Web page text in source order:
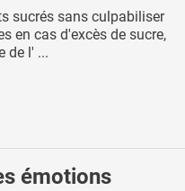
sucrés sans culpabiliser
en cas d'excès de sucre,
de l' ...
émotions